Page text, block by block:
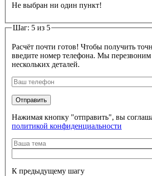
Не выбран ни один пункт!
Шаг: 5 из 5
Расчёт почти готов! Чтобы получить
введите номер телефона. Мы перезвоним
нескольких деталей.
Нажимая кнопку "отправить", вы
политикой конфиденциальности
К предыдущему шагу